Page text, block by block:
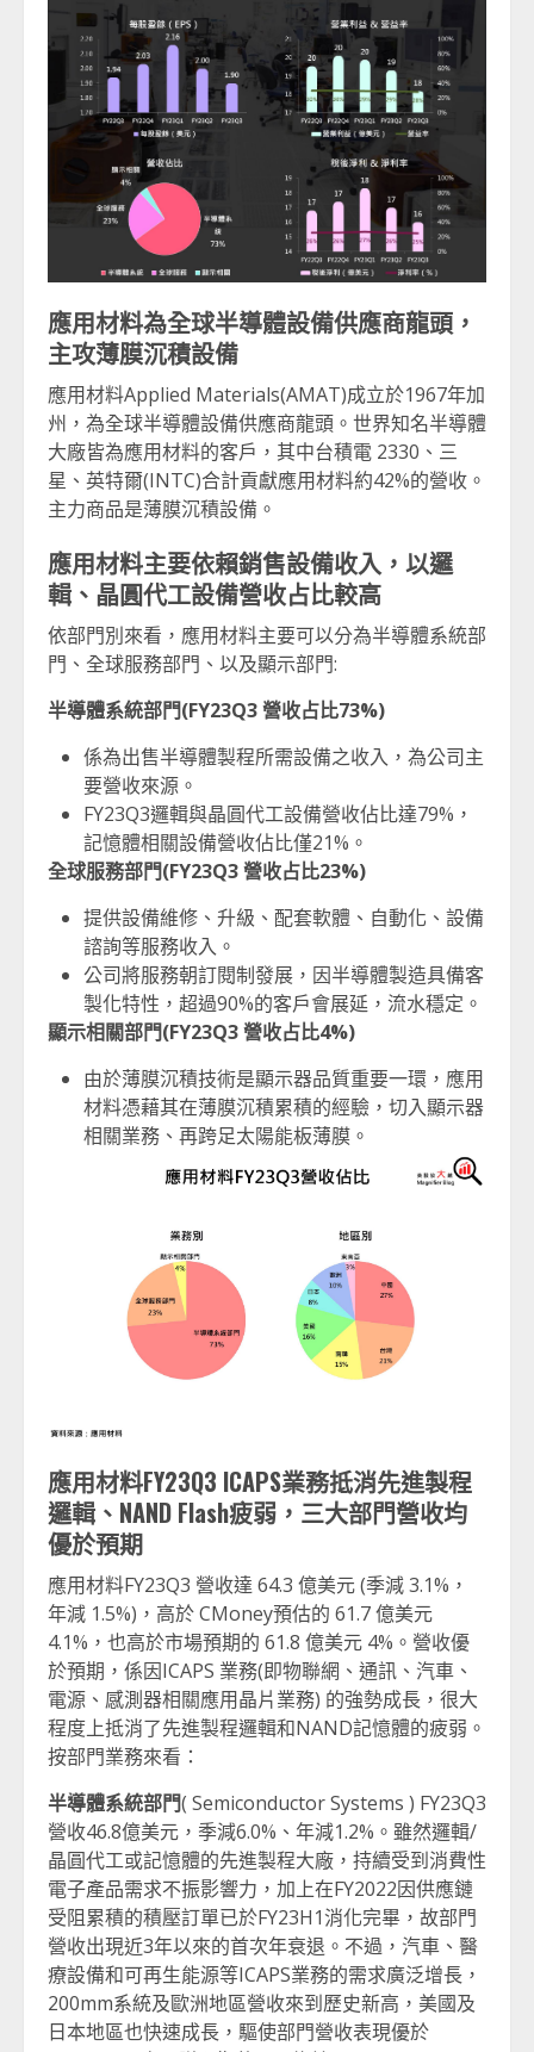
應用材料為全球半導體設備供應商龍頭，
主攻薄膜沉積設備
應用材料Applied Materials(AMAT)成立於1967年加
州，為全球半導體設備供應商龍頭。世界知名半導體
大廠皆為應用材料的客戶，其中台積電 2330、三
星、英特爾(INTC)合計貢獻應用材料約42%的營收。
主力商品是薄膜沉積設備。
應用材料主要依賴銷售設備收入，以邏
輯、晶圓代工設備營收占比較高
依部門別來看，應用材料主要可以分為半導體系統部
門、全球服務部門、以及顯示部門:
半導體系統部門(FY23Q3營收占比73%)
係為出售半導體製程所需設備之收入，為公司主
要營收來源。
FY23Q3邏輯與晶圓代工設備營收佔比達79%，
記憶體相關設備營收佔比僅21%。
全球服務部門(FY23Q3營收占比23%)
提供設備維修、升級、配套軟體、自動化、設備
諮詢等服務收入。
公司將服務朝訂閱制發展，因半導體製造具備客
製化特性，超過90%的客戶會展延，流水穩定。
顯示相關部門(FY23Q3營收占比4%)
由於薄膜沉積技術是顯示器品質重要一環，應用
材料憑藉其在薄膜沉積累積的經驗，切入顯示器
相關業務、再跨足太陽能板薄膜。
應用材料FY23Q3 ICAPS業務抵消先進製程
邏輯、NAND Flash疲弱，三大部門營收均
優於預期
應用材料FY23Q3 營收達 64.3 億美元 (季減 3.1%，
年減 1.5%)，高於 CMoney預估的 61.7 億美元
4.1%，也高於市場預期的 61.8 億美元 4%。營收優
於預期，係因ICAPS 業務(即物聯網、通訊、汽車、
電源、感測器相關應用晶片業務) 的強勢成長，很大
程度上抵消了先進製程邏輯和NAND記憶體的疲弱。
按部門業務來看：
半導體系統部門( Semiconductor Systems ) FY23Q3
營收46.8億美元，季減6.0%、年減1.2%。雖然邏輯/
晶圓代工或記憶體的先進製程大廠，持續受到消費性
電子產品需求不振影響力，加上在FY2022因供應鏈
受阻累積的積壓訂單已於FY23H1消化完畢，故部門
營收出現近3年以來的首次年衰退。不過，汽車、醫
療設備和可再生能源等ICAPS業務的需求廣泛增長，
200mm系統及歐洲地區營收來到歷史新高，美國及
日本地區也快速成長，驅使部門營收表現優於